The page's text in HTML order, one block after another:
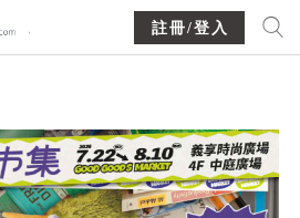
註冊/登入